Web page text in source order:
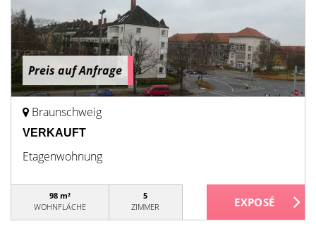
Preis auf Anfrage
Braunschweig
VERKAUFT
Etagenwohnung
98 m²
WOHNFLÄCHE
5
ZIMMER